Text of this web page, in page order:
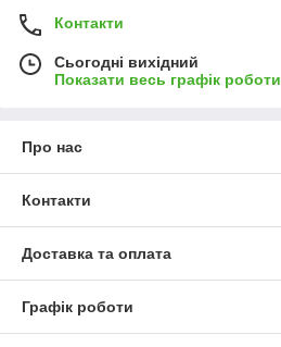
Контакти
Сьогодні вихідний
Показати весь графік роботи
Про нас
Контакти
Доставка та оплата
Графік роботи